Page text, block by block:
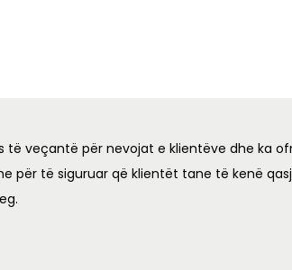
të veçantë për nevojat e klientëve dhe ka
për të siguruar që klientët tane të kenë